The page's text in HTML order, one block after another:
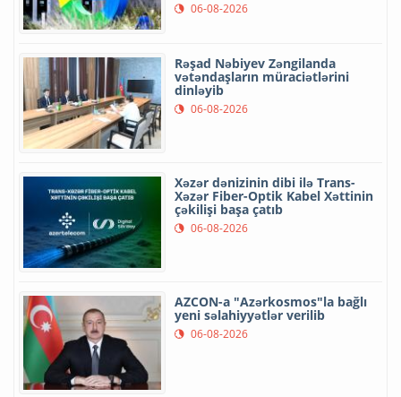
06-08-2026
Rəşad Nəbiyev Zəngilanda
vətəndaşların müraciətlərini
dinləyib
06-08-2026
Xəzər dənizinin dibi ilə Trans-
Xəzər Fiber-Optik Kabel Xəttinin
çəkilişi başa çatıb
06-08-2026
AZCON-a "Azərkosmos"la bağlı
yeni səlahiyyətlər verilib
06-08-2026